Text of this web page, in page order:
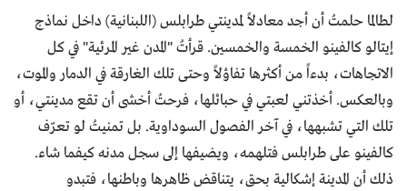
لطالما حلمتُ أن أجد معادلاً لمدينتي طرابلس (اللبنانية) داخل نماذج
إيتالو كالفينو الخمسة والخمسين. قرأتُ "المدن غير المرئية" في كل
الاتجاهات، بدءاً من أكثرها تفاؤلاً وحتى تلك الغارقة في الدمار والموت،
وبالعكس. أخذتني لعبتي في حبائلها، فرحتُ أخشى أن تقع مدينتي، أو
تلك التي تشبهها، في آخر الفصول السوداوية. بل تمنيتُ لو تعرّف
كالفينو على طرابلس فتلهمه، ويضيفها إلى سجل مدنه كيفما شاء.
ذلك أن المدينة إشكالية بحق، يتناقض ظاهرها وباطنها، فتبدو